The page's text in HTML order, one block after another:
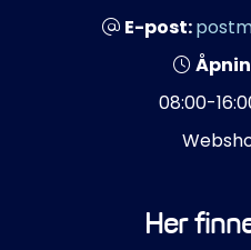
E-post:
08:00-
Her